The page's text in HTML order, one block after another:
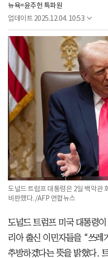
뉴욕=윤주헌 특파원
업데이트 2025.12.04. 10:53
도널드 트럼프 대통령은 2일 백악관
비판했다. /AFP 연합뉴스
도널드 트럼프 미국 대통령
리아 출신 이민자들을 “쓰레
추방하겠다는 뜻을 밝혔다.